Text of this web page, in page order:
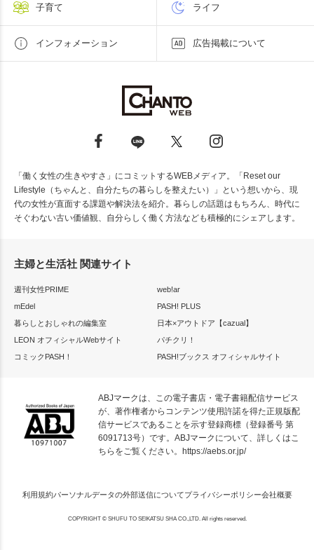
子育て ライフ
インフォメーション 広告掲載について
「働く女性の生きやすさ」にコミットするWEBメディア。「Reset our
Lifestyle（ちゃんと、自分たちの暮らしを整えたい）」という想いから、現
代の女性が直面する課題や解決法を紹介。暮らしの話題はもちろん、時代に
そぐわない古い価値観、自分らしく働く方法なども積極的にシェアします。
主婦と生活社 関連サイト
週刊女性PRIME
web!ar
mEdel
PASH! PLUS
暮らしとおしゃれの編集室
日本×アウトドア【cazual】
LEON オフィシャルWebサイト
パチクリ！
コミックPASH！
PASH!ブックス オフィシャルサイト
ABJマークは、この電子書店・電子書籍配信サービス
が、著作権者からコンテンツ使用許諾を得た正規版配
信サービスであることを示す登録商標（登録番号 第
6091713号）です。ABJマークについて、詳しくはこ
ちらをご覧ください。
https://aebs.or.jp/
利用規約パーソナルデータの外部送信についてプライバシーポリシー会社概要
COPYRIGHT © SHUFU TO SEIKATSU SHA CO.,LTD. All rights reserved.